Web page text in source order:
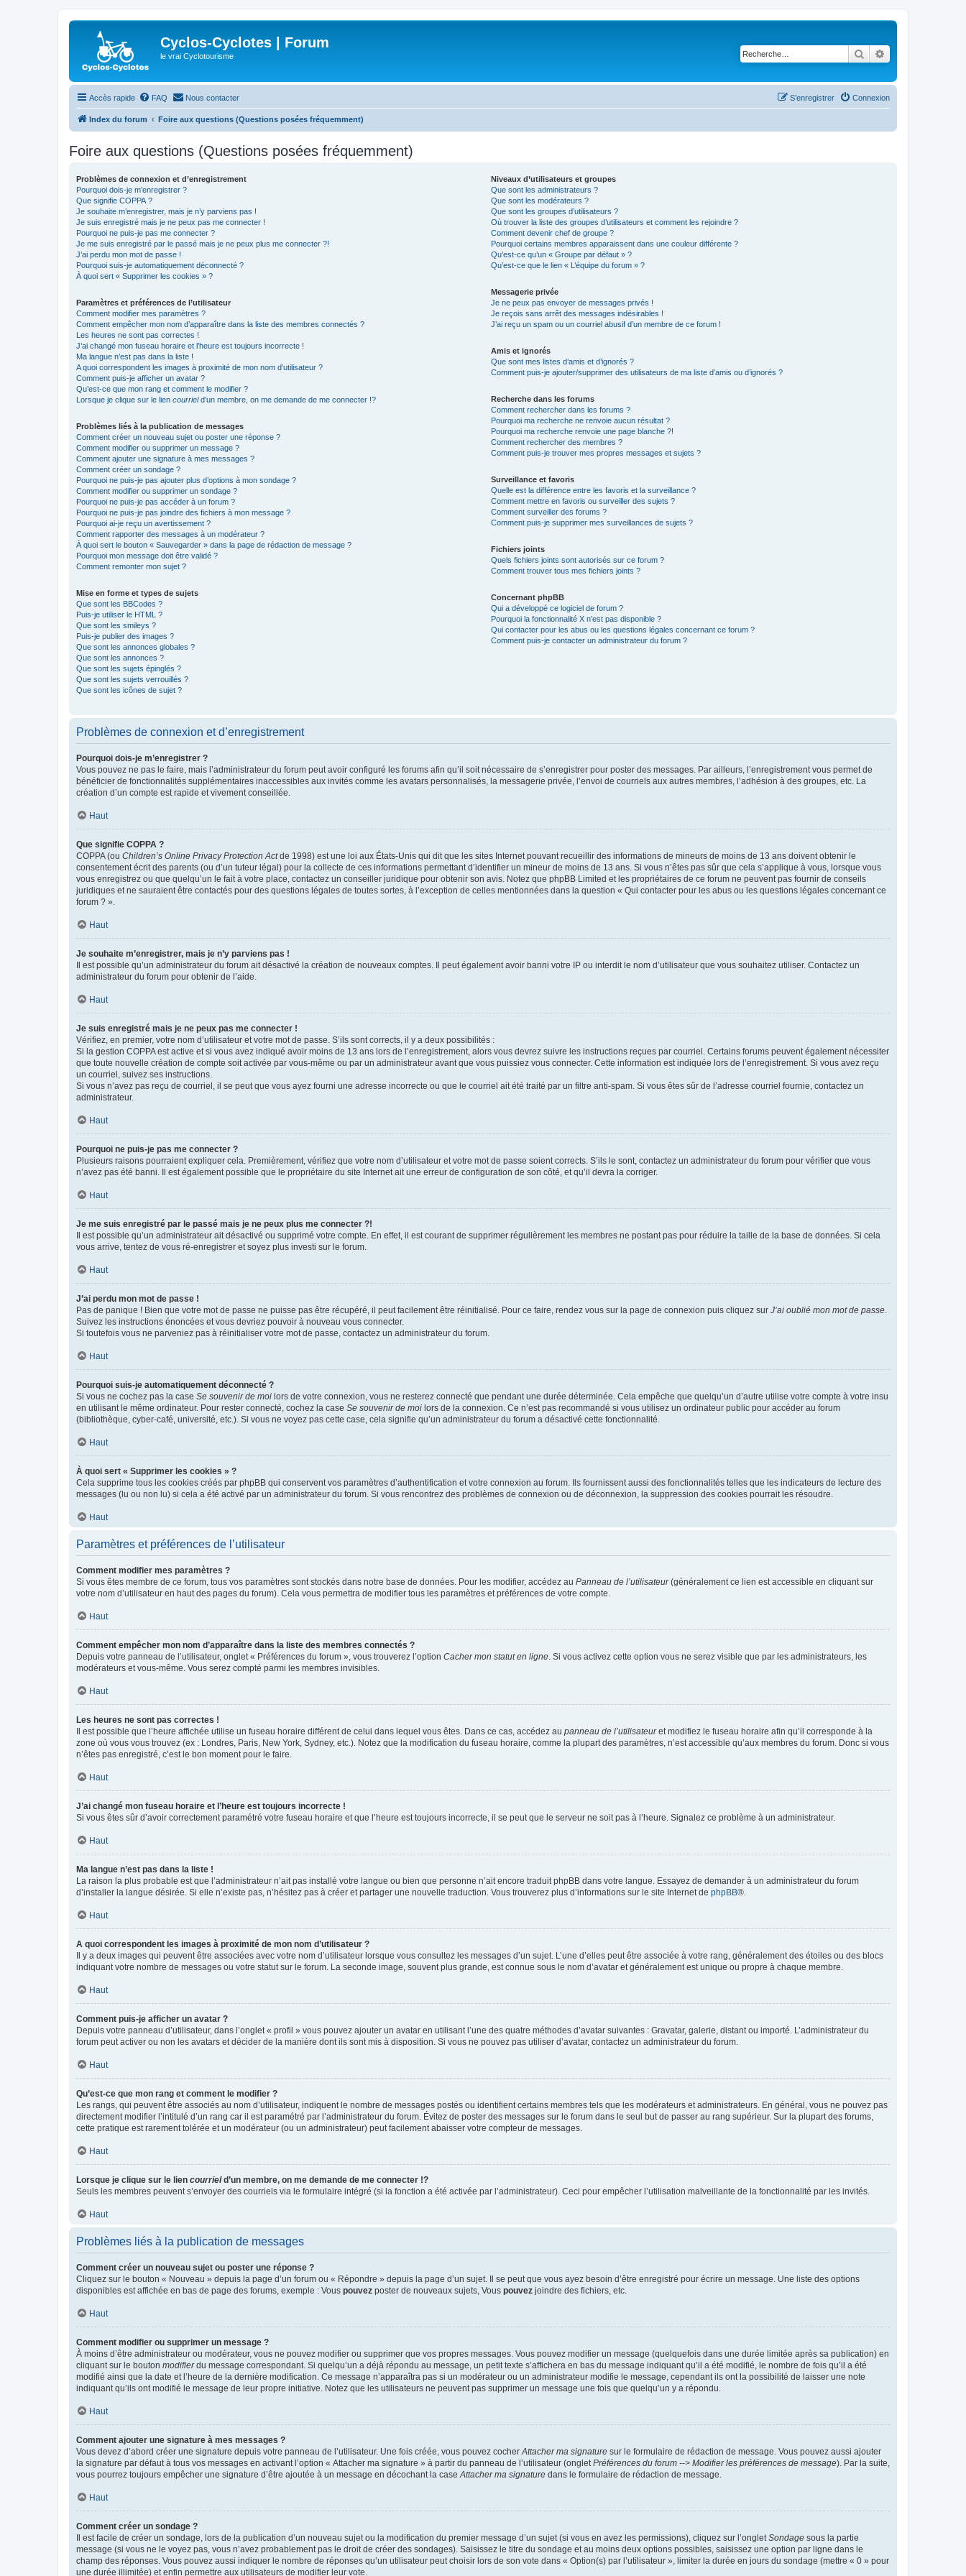
Cyclos-Cyclotes | Forum
le vrai Cyclotourisme Rechercher
Accès rapide FAQ Nous contacter Connexion
S’enregistrer
Index du forum Foire aux questions (Questions posées fréquemment)
Foire aux questions (Questions posées fréquemment)
Problèmes de connexion et d’enregistrement
Pourquoi dois-je m’enregistrer ?
Que signifie COPPA ?
Je souhaite m’enregistrer, mais je n’y parviens pas !
Je suis enregistré mais je ne peux pas me connecter !
Pourquoi ne puis-je pas me connecter ?
Je me suis enregistré par le passé mais je ne peux plus me connecter ?!
J’ai perdu mon mot de passe !
Pourquoi suis-je automatiquement déconnecté ?
À quoi sert « Supprimer les cookies » ?
Paramètres et préférences de l’utilisateur
Comment modifier mes paramètres ?
Comment empêcher mon nom d’apparaître dans la liste des membres connectés ?
Les heures ne sont pas correctes !
J’ai changé mon fuseau horaire et l’heure est toujours incorrecte !
Ma langue n’est pas dans la liste !
A quoi correspondent les images à proximité de mon nom d’utilisateur ?
Comment puis-je afficher un avatar ?
Qu’est-ce que mon rang et comment le modifier ?
Lorsque je clique sur le lien courrield’un membre, on me demande de me connecter !?
Problèmes liés à la publication de messages
Comment créer un nouveau sujet ou poster une réponse ?
Comment modifier ou supprimer un message ?
Comment ajouter une signature à mes messages ?
Comment créer un sondage ?
Pourquoi ne puis-je pas ajouter plus d’options à mon sondage ?
Comment modifier ou supprimer un sondage ?
Pourquoi ne puis-je pas accéder à un forum ?
Pourquoi ne puis-je pas joindre des fichiers à mon message ?
Pourquoi ai-je reçu un avertissement ?
Comment rapporter des messages à un modérateur ?
À quoi sert le bouton « Sauvegarder » dans la page de rédaction de message ?
Pourquoi mon message doit être validé ?
Comment remonter mon sujet ?
Mise en forme et types de sujets
Que sont les BBCodes ?
Puis-je utiliser le HTML ?
Que sont les smileys ?
Puis-je publier des images ?
Que sont les annonces globales ?
Que sont les annonces ?
Que sont les sujets épinglés ?
Que sont les sujets verrouillés ?
Que sont les icônes de sujet ?
Niveaux d’utilisateurs et groupes
Que sont les administrateurs ?
Que sont les modérateurs ?
Que sont les groupes d’utilisateurs ?
Où trouver la liste des groupes d’utilisateurs et comment les rejoindre ?
Comment devenir chef de groupe ?
Pourquoi certains membres apparaissent dans une couleur différente ?
Qu’est-ce qu’un « Groupe par défaut » ?
Qu’est-ce que le lien « L’équipe du forum » ?
Messagerie privée
Je ne peux pas envoyer de messages privés !
Je reçois sans arrêt des messages indésirables !
J’ai reçu un spam ou un courriel abusif d’un membre de ce forum !
Amis et ignorés
Que sont mes listes d’amis et d’ignorés ?
Comment puis-je ajouter/supprimer des utilisateurs de ma liste d’amis ou d’ignorés ?
Recherche dans les forums
Comment rechercher dans les forums ?
Pourquoi ma recherche ne renvoie aucun résultat ?
Pourquoi ma recherche renvoie une page blanche ?!
Comment rechercher des membres ?
Comment puis-je trouver mes propres messages et sujets ?
Surveillance et favoris
Quelle est la différence entre les favoris et la surveillance ?
Comment mettre en favoris ou surveiller des sujets ?
Comment surveiller des forums ?
Comment puis-je supprimer mes surveillances de sujets ?
Fichiers joints
Quels fichiers joints sont autorisés sur ce forum ?
Comment trouver tous mes fichiers joints ?
Concernant phpBB
Qui a développé ce logiciel de forum ?
Pourquoi la fonctionnalité X n’est pas disponible ?
Qui contacter pour les abus ou les questions légales concernant ce forum ?
Comment puis-je contacter un administrateur du forum ?
Problèmes de connexion et d’enregistrement
Pourquoi dois-je m’enregistrer ?
Vous pouvez ne pas le faire, mais l’administrateur du forum peut avoir configuré les forums afin qu’il soit nécessaire de s’enregistrer pour poster des messages. Par ailleurs, l’enregistrement vous permet de
bénéficier de fonctionnalités supplémentaires inaccessibles aux invités comme les avatars personnalisés, la messagerie privée, l’envoi de courriels aux autres membres, l’adhésion à des groupes, etc. La
création d’un compte est rapide et vivement conseillée.
Haut
Que signifie COPPA ?
COPPA (ou Children’s Online Privacy Protection Actde 1998) est une loi aux États-Unis qui dit que les sites Internet pouvant recueillir des informations de mineurs de moins de 13 ans doivent obtenir le
consentement écrit des parents (ou d’un tuteur légal) pour la collecte de ces informations permettant d’identifier un mineur de moins de 13 ans. Si vous n’êtes pas sûr que cela s’applique à vous, lorsque vous
vous enregistrez ou que quelqu’un le fait à votre place, contactez un conseiller juridique pour obtenir son avis. Notez que phpBB Limited et les propriétaires de ce forum ne peuvent pas fournir de conseils
juridiques et ne sauraient être contactés pour des questions légales de toutes sortes, à l’exception de celles mentionnées dans la question « Qui contacter pour les abus ou les questions légales concernant ce
forum ? ».
Haut
Je souhaite m’enregistrer, mais je n’y parviens pas !
Il est possible qu’un administrateur du forum ait désactivé la création de nouveaux comptes. Il peut également avoir banni votre IP ou interdit le nom d’utilisateur que vous souhaitez utiliser. Contactez un
administrateur du forum pour obtenir de l’aide.
Haut
Je suis enregistré mais je ne peux pas me connecter !
Vérifiez, en premier, votre nom d’utilisateur et votre mot de passe. S’ils sont corrects, il y a deux possibilités :
Si la gestion COPPA est active et si vous avez indiqué avoir moins de 13 ans lors de l’enregistrement, alors vous devrez suivre les instructions reçues par courriel. Certains forums peuvent également nécessiter
que toute nouvelle création de compte soit activée par vous-même ou par un administrateur avant que vous puissiez vous connecter. Cette information est indiquée lors de l’enregistrement. Si vous avez reçu
un courriel, suivez ses instructions.
Si vous n’avez pas reçu de courriel, il se peut que vous ayez fourni une adresse incorrecte ou que le courriel ait été traité par un filtre anti-spam. Si vous êtes sûr de l’adresse courriel fournie, contactez un
administrateur.
Haut
Pourquoi ne puis-je pas me connecter ?
Plusieurs raisons pourraient expliquer cela. Premièrement, vérifiez que votre nom d’utilisateur et votre mot de passe soient corrects. S’ils le sont, contactez un administrateur du forum pour vérifier que vous
n’avez pas été banni. Il est également possible que le propriétaire du site Internet ait une erreur de configuration de son côté, et qu’il devra la corriger.
Haut
Je me suis enregistré par le passé mais je ne peux plus me connecter ?!
Il est possible qu’un administrateur ait désactivé ou supprimé votre compte. En effet, il est courant de supprimer régulièrement les membres ne postant pas pour réduire la taille de la base de données. Si cela
vous arrive, tentez de vous ré-enregistrer et soyez plus investi sur le forum.
Haut
J’ai perdu mon mot de passe !
Pas de panique ! Bien que votre mot de passe ne puisse pas être récupéré, il peut facilement être réinitialisé. Pour ce faire, rendez vous sur la page de connexion puis cliquez sur J’ai oublié mon mot de passe.
Suivez les instructions énoncées et vous devriez pouvoir à nouveau vous connecter.
Si toutefois vous ne parveniez pas à réinitialiser votre mot de passe, contactez un administrateur du forum.
Haut
Pourquoi suis-je automatiquement déconnecté ?
Si vous ne cochez pas la case Se souvenir de moi lors de votre connexion, vous ne resterez connecté que pendant une durée déterminée. Cela empêche que quelqu’un d’autre utilise votre compte à votre insu
en utilisant le même ordinateur. Pour rester connecté, cochez la case Se souvenir de moi lors de la connexion. Ce n’est pas recommandé si vous utilisez un ordinateur public pour accéder au forum
(bibliothèque, cyber-café, université, etc.). Si vous ne voyez pas cette case, cela signifie qu’un administrateur du forum a désactivé cette fonctionnalité.
Haut
À quoi sert « Supprimer les cookies » ?
Cela supprime tous les cookies créés par phpBB qui conservent vos paramètres d’authentification et votre connexion au forum. Ils fournissent aussi des fonctionnalités telles que les indicateurs de lecture des
messages (lu ou non lu) si cela a été activé par un administrateur du forum. Si vous rencontrez des problèmes de connexion ou de déconnexion, la suppression des cookies pourrait les résoudre.
Haut
Paramètres et préférences de l’utilisateur
Comment modifier mes paramètres ?
Si vous êtes membre de ce forum, tous vos paramètres sont stockés dans notre base de données. Pour les modifier, accédez au Panneau de l’utilisateur(généralement ce lien est accessible en cliquant sur
votre nom d’utilisateur en haut des pages du forum). Cela vous permettra de modifier tous les paramètres et préférences de votre compte.
Haut
Comment empêcher mon nom d’apparaître dans la liste des membres connectés ?
Depuis votre panneau de l’utilisateur, onglet « Préférences du forum », vous trouverez l’option Cacher mon statut en ligne. Si vous activez cette option vous ne serez visible que par les administrateurs, les
modérateurs et vous-même. Vous serez compté parmi les membres invisibles.
Haut
Les heures ne sont pas correctes !
Il est possible que l’heure affichée utilise un fuseau horaire différent de celui dans lequel vous êtes. Dans ce cas, accédez au panneau de l’utilisateuret modifiez le fuseau horaire afin qu’il corresponde à la
zone où vous vous trouvez (ex : Londres, Paris, New York, Sydney, etc.). Notez que la modification du fuseau horaire, comme la plupart des paramètres, n’est accessible qu’aux membres du forum. Donc si vous
n’êtes pas enregistré, c’est le bon moment pour le faire.
Haut
J’ai changé mon fuseau horaire et l’heure est toujours incorrecte !
Si vous êtes sûr d’avoir correctement paramétré votre fuseau horaire et que l’heure est toujours incorrecte, il se peut que le serveur ne soit pas à l’heure. Signalez ce problème à un administrateur.
Haut
Ma langue n’est pas dans la liste !
La raison la plus probable est que l’administrateur n’ait pas installé votre langue ou bien que personne n’ait encore traduit phpBB dans votre langue. Essayez de demander à un administrateur du forum
d’installer la langue désirée. Si elle n’existe pas, n’hésitez pas à créer et partager une nouvelle traduction. Vous trouverez plus d’informations sur le site Internet de phpBB®.
Haut
A quoi correspondent les images à proximité de mon nom d’utilisateur ?
Il y a deux images qui peuvent être associées avec votre nom d’utilisateur lorsque vous consultez les messages d’un sujet. L’une d’elles peut être associée à votre rang, généralement des étoiles ou des blocs
indiquant votre nombre de messages ou votre statut sur le forum. La seconde image, souvent plus grande, est connue sous le nom d’avatar et généralement est unique ou propre à chaque membre.
Haut
Comment puis-je afficher un avatar ?
Depuis votre panneau d’utilisateur, dans l’onglet « profil » vous pouvez ajouter un avatar en utilisant l’une des quatre méthodes d’avatar suivantes : Gravatar, galerie, distant ou importé. L’administrateur du
forum peut activer ou non les avatars et décider de la manière dont ils sont mis à disposition. Si vous ne pouvez pas utiliser d’avatar, contactez un administrateur du forum.
Haut
Qu’est-ce que mon rang et comment le modifier ?
Les rangs, qui peuvent être associés au nom d’utilisateur, indiquent le nombre de messages postés ou identifient certains membres tels que les modérateurs et administrateurs. En général, vous ne pouvez pas
directement modifier l’intitulé d’un rang car il est paramétré par l’administrateur du forum. Évitez de poster des messages sur le forum dans le seul but de passer au rang supérieur. Sur la plupart des forums,
cette pratique est rarement tolérée et un modérateur (ou un administrateur) peut facilement abaisser votre compteur de messages.
Haut
Lorsque je clique sur le lien courrield’un membre, on me demande de me connecter !?
Seuls les membres peuvent s’envoyer des courriels via le formulaire intégré (si la fonction a été activée par l’administrateur). Ceci pour empêcher l’utilisation malveillante de la fonctionnalité par les invités.
Haut
Problèmes liés à la publication de messages
Comment créer un nouveau sujet ou poster une réponse ?
Cliquez sur le bouton « Nouveau » depuis la page d’un forum ou « Répondre » depuis la page d’un sujet. Il se peut que vous ayez besoin d’être enregistré pour écrire un message. Une liste des options
disponibles est affichée en bas de page des forums, exemple : Vous pouvez poster de nouveaux sujets, Vous pouvez joindre des fichiers, etc.
Haut
Comment modifier ou supprimer un message ?
À moins d’être administrateur ou modérateur, vous ne pouvez modifier ou supprimer que vos propres messages. Vous pouvez modifier un message (quelquefois dans une durée limitée après sa publication) en
cliquant sur le bouton modifierdu message correspondant. Si quelqu’un a déjà répondu au message, un petit texte s’affichera en bas du message indiquant qu’il a été modifié, le nombre de fois qu’il a été
modifié ainsi que la date et l’heure de la dernière modification. Ce message n’apparaîtra pas si un modérateur ou un administrateur modifie le message, cependant ils ont la possibilité de laisser une note
indiquant qu’ils ont modifié le message de leur propre initiative. Notez que les utilisateurs ne peuvent pas supprimer un message une fois que quelqu’un y a répondu.
Haut
Comment ajouter une signature à mes messages ?
Vous devez d’abord créer une signature depuis votre panneau de l’utilisateur. Une fois créée, vous pouvez cocherAttacher ma signature sur le formulaire de rédaction de message. Vous pouvez aussi ajouter
la signature par défaut à tous vos messages en activant l’option « Attacher ma signature » à partir du panneau de l’utilisateur (ongletPréférences du forum --> Modifier les préférences de message). Par la suite,
vous pourrez toujours empêcher une signature d’être ajoutée à un message en décochant la caseAttacher ma signature dans le formulaire de rédaction de message.
Haut
Comment créer un sondage ?
Il est facile de créer un sondage, lors de la publication d’un nouveau sujet ou la modification du premier message d’un sujet (si vous en avez les permissions), cliquez sur l’ongletSondage sous la partie
message (si vous ne le voyez pas, vous n’avez probablement pas le droit de créer des sondages). Saisissez le titre du sondage et au moins deux options possibles, saisissez une option par ligne dans le
champ des réponses. Vous pouvez aussi indiquer le nombre de réponses qu’un utilisateur peut choisir lors de son vote dans « Option(s) par l’utilisateur », limiter la durée en jours du sondage (mettre « 0 » pour
une durée illimitée) et enfin permettre aux utilisateurs de modifier leur vote.